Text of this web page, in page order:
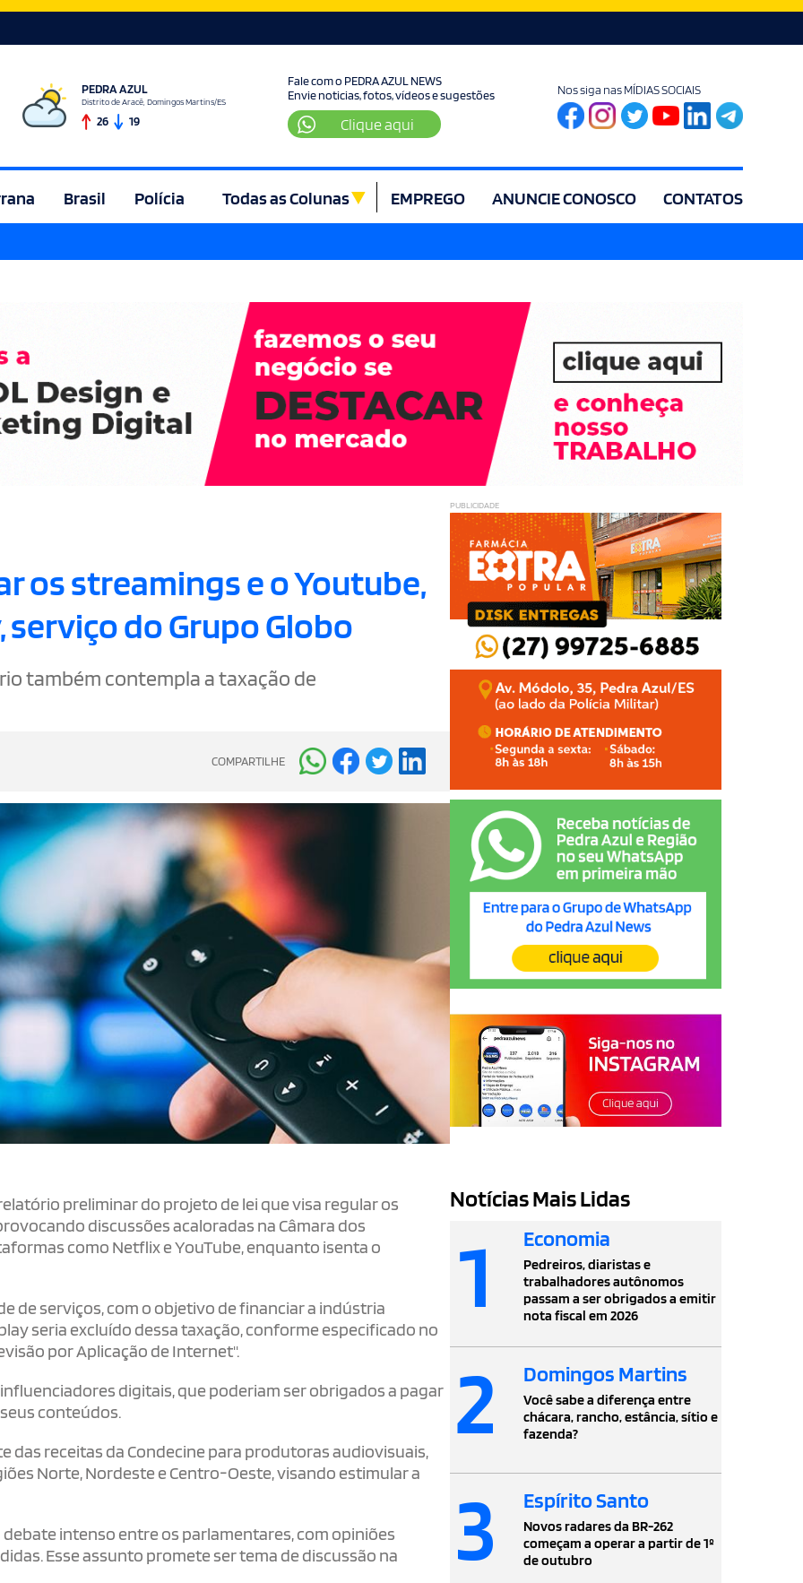
PEDRA AZUL
Distrito de Aracê, Domingos Martins/ES
26 19
Fale com o PEDRA AZUL NEWS
Envie noticias, fotos, vídeos e sugestões
Clique aqui
Nos siga nas MÍDIAS SOCIAIS
Brasil Polícia Todas as Colunas EMPREGO ANUNCIE CONOSCO CONTATOS
os streamings e o Youtube,
do Grupo Globo
também contempla a taxação de
COMPARTILHE
preliminar do projeto de lei que visa regular os
discussões acaloradas na Câmara dos
como Netflix e YouTube, enquanto isenta o
de serviços, com o objetivo de financiar a indústria
seria excluído dessa taxação, conforme especificado no
por Aplicação de Internet".
digitais, que poderiam ser obrigados a pagar
conteúdos.
das receitas da Condecine para produtoras audiovisuais,
Norte, Nordeste e Centro-Oeste, visando estimular a
intenso entre os parlamentares, com opiniões
Esse assunto promete ser tema de discussão na
PUBLICIDADE
Notícias Mais Lidas
1 Economia
Pedreiros, diaristas e
trabalhadores autônomos
passam a ser obrigados a emitir
nota fiscal em 2026
2 Domingos Martins
Você sabe a diferença entre
chácara, rancho, estância, sítio e
fazenda?
3 Espírito Santo
Novos radares da BR-262
começam a operar a partir de 1º
de outubro